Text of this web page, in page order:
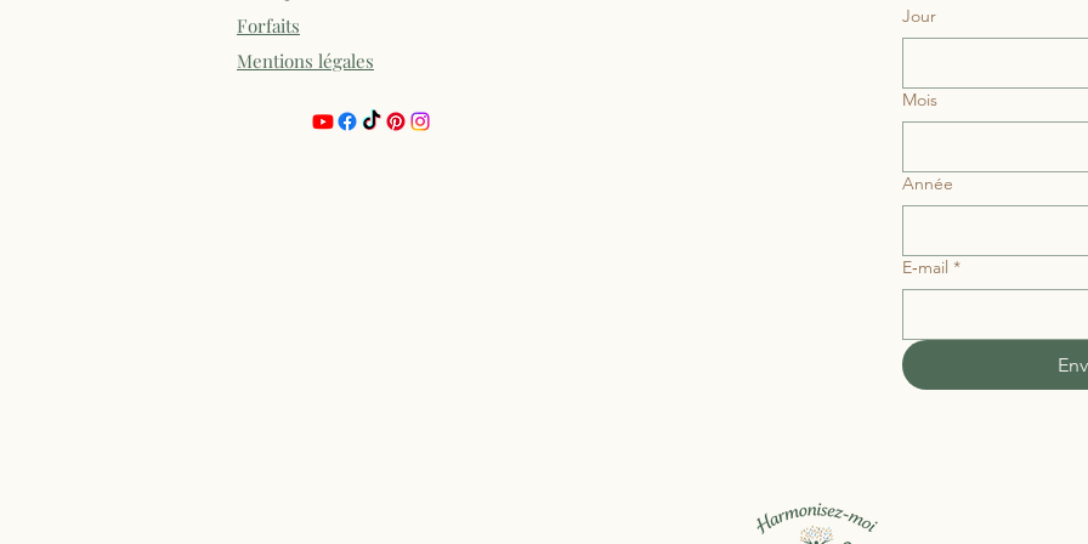
Forfaits
Mentions légales
Jour
Mois
Année
E‑mail *